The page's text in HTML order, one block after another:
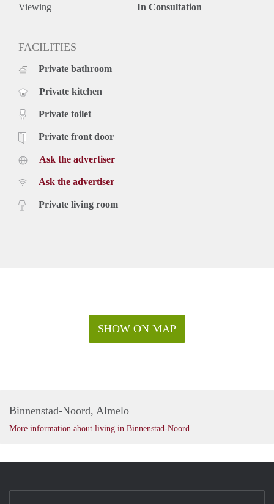
Viewing In Consultation
FACILITIES
Private bathroom
Private kitchen
Private toilet
Private front door
Ask the advertiser
Ask the advertiser
Private living room
SHOW ON MAP
Binnenstad-Noord, Almelo
More information about living in Binnenstad-Noord